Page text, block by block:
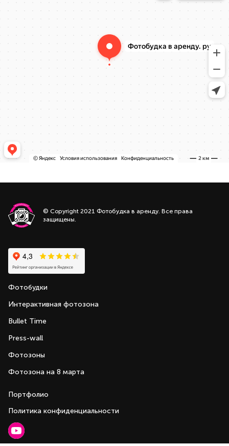
© Copyright 2021 Фотобудка в аренду. Все права
защищены.
Фотобудки
Интерактивная фотозона
Bullet Time
Press-wall
Фотозоны
Фотозона на 8 марта
Портфолио
Политика конфиденциальности